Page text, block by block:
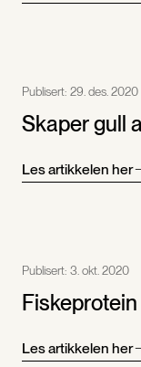
Publisert: 29. des. 2020
Skaper gull
Les artikkelen her
Publisert: 3. okt. 2020
Les artikkelen her